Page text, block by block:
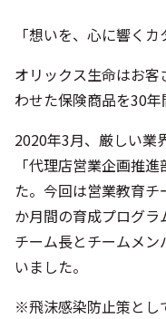
「想いを、心に響くカ
オリックス生命はお
わせた保険商品を30年
2020年3月、厳しい業
「代理店営業企画推
た。今回は営業教育
か月間の育成プログ
チーム長とチームメ
いました。
※飛沫感染防止策とし